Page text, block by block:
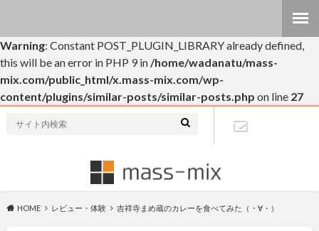
Warning: Constant POST_PLUGIN_LIBRARY already defined,
this will be an error in PHP 9 in/home/wadanatu/mass-
mix.com/public_html/x.mass-mix.com/wp-
content/plugins/similar-posts/similar-posts.php on line 27
せ
HOME レビュー・体験 吉祥寺まめ蔵のカレーを食べてみた（・∀・）